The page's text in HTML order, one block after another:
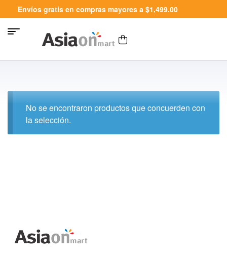
Envíos gratis en compras mayores a $1,499.00
No se encontraron productos que concuerden con
la selección.